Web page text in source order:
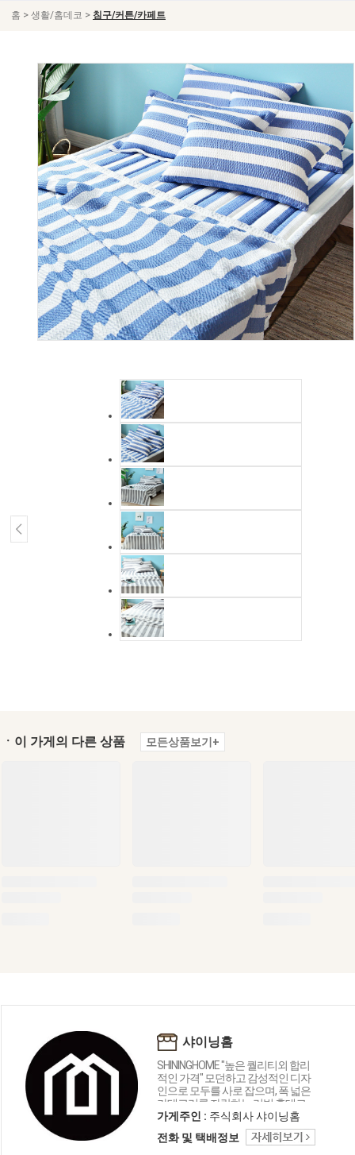
홈 > 생활/홈데코 > 침구/커튼/카페트
ㆍ이 가게의 다른 상품 모든상품보기+
샤이닝홈
SHININGHOME "높은 퀄리티외 합리
적인 가격" 모던하고 감성적인 디자
인으로 모두를 사로 잡으며, 폭 넓은
카테고리를 자랑하는 리빙 홈데코
인테리어 샤이닝홈입니다.
가게주인 : 주식회사 샤이닝홈
전화 및 택배정보